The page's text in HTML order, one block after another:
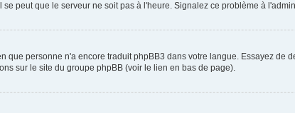
peut que le serveur ne soit pas à l'heure. Signalez ce problème à
personne n'a encore traduit phpBB3 dans votre langue. Essayez de
sur le site du groupe phpBB (voir le lien en bas de page).